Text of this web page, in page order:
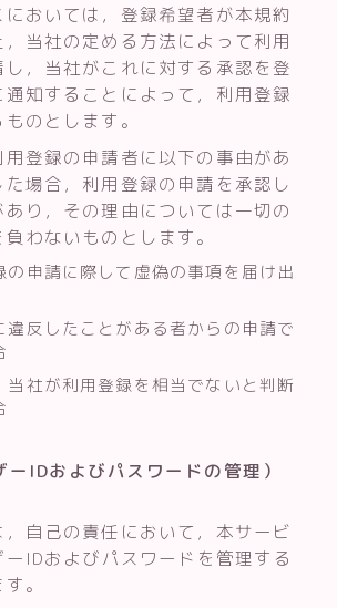
おいては，登録希望者が本規約
，当社の定める方法によって利用
し，当社がこれに対する承認を登
知することによって，利用登録
のとします。
用登録の申請者に以下の事由があ
た場合，利用登録の申請を承認し
あり，その理由については一切の
わないものとします。
の申請に際して虚偽の事項を届け出
違反したことがある者からの申請で
当社が利用登録を相当でないと判断
IDおよびパスワードの管理）
，自己の責任において，本サービ
ーIDおよびパスワードを管理する
。